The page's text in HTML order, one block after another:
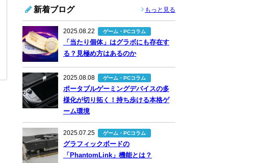
新着ブログ もっと見る
2025.08.22 ゲーム・PCコラム
「当たり個体」はグラボにも存在す
る？見極め方はあるのか
2025.08.08 ゲーム・PCコラム
ポータブルゲーミングデバイスの多
様化が切り拓く！持ち歩ける本格ゲ
ーム環境
2025.07.25 ゲーム・PCコラム
グラフィックボードの
「PhantomLink」機能とは？